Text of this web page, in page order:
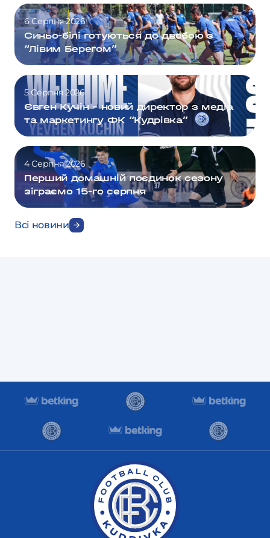
6 Серпня 2026
Синьо-білі готуються до двобою з
“Лівим Берегом”
5 Серпня 2026
Євген Кучін – новий директор з медіа
та маркетингу ФК “Кудрівка”
4 Серпня 2026
Перший домашній поєдинок сезону
зіграємо 15-го серпня
Всі новини